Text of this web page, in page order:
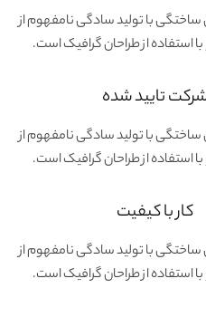
با تولید سادگی نامفهوم از
استفاده از طراحان گرافیک است.
تایید شده
با تولید سادگی نامفهوم از
استفاده از طراحان گرافیک است.
کار با کیفیت
با تولید سادگی نامفهوم از
استفاده از طراحان گرافیک است.